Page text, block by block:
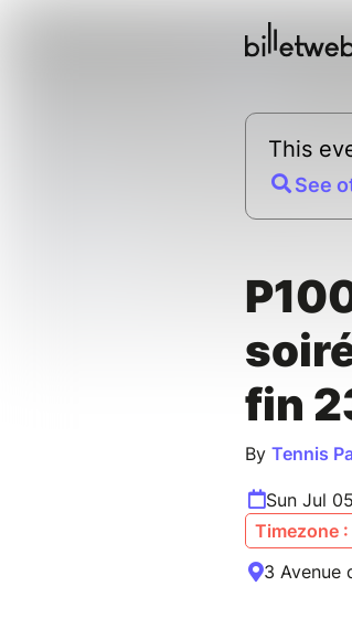
This
See
fin
By Tennis
Sun Jul
Timezone
3 Avenue